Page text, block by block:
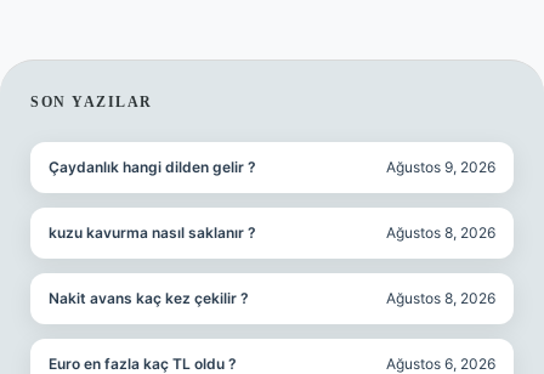
SIDEBAR
SON YAZILAR
Çaydanlık hangi dilden gelir ? Ağustos 9, 2026
kuzu kavurma nasıl saklanır ? Ağustos 8, 2026
Nakit avans kaç kez çekilir ? Ağustos 8, 2026
Euro en fazla kaç TL oldu ? Ağustos 6, 2026